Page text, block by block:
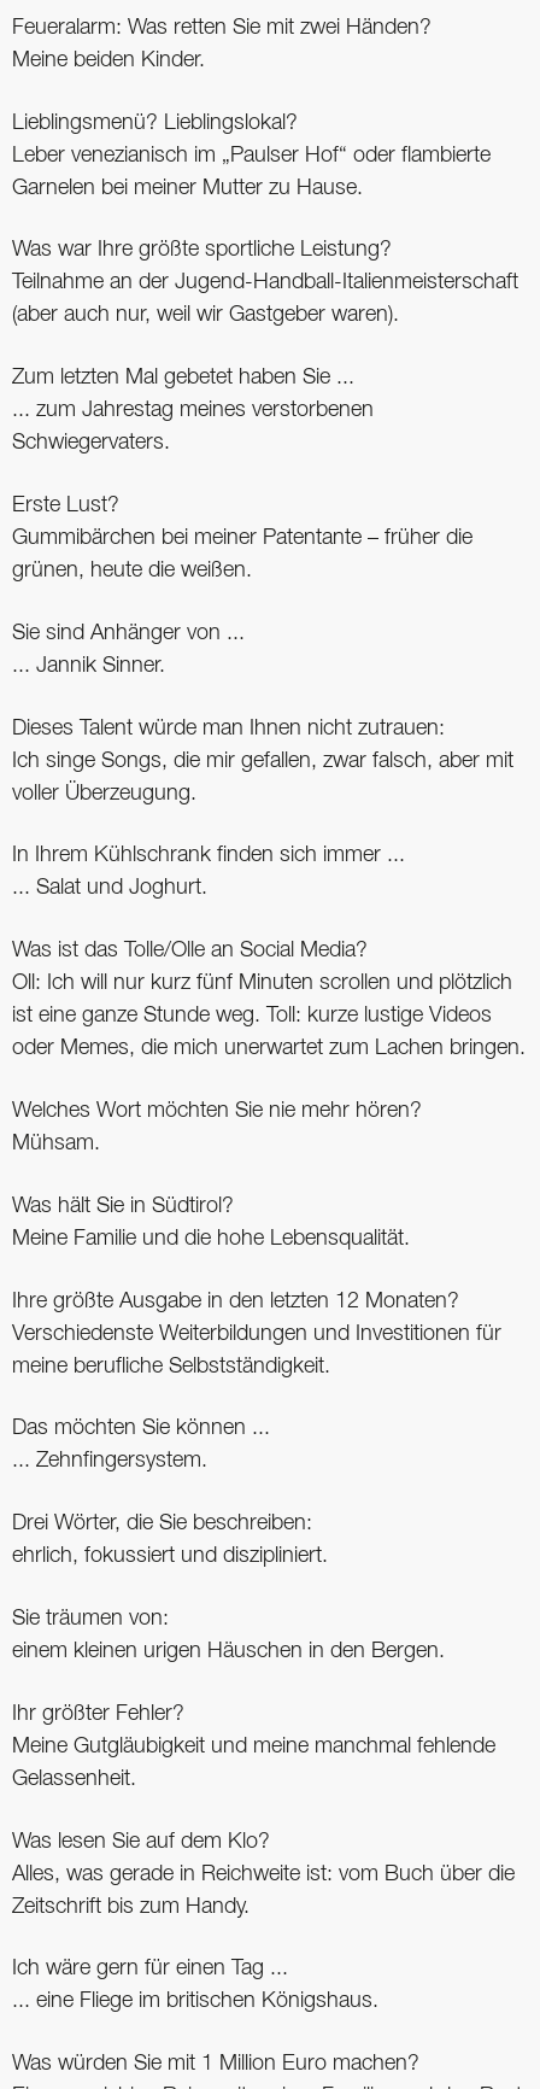
Feueralarm: Was retten Sie mit zwei Händen?
Meine beiden Kinder.
Lieblingsmenü? Lieblingslokal?
Leber venezianisch im „Paulser Hof“ oder flambierte
Garnelen bei meiner Mutter zu Hause.
Was war Ihre größte sportliche Leistung?
Teilnahme an der Jugend-Handball-Italienmeisterschaft
(aber auch nur, weil wir Gastgeber waren).
Zum letzten Mal gebetet haben Sie ...
... zum Jahrestag meines verstorbenen
Schwiegervaters.
Erste Lust?
Gummibärchen bei meiner Patentante – früher die
grünen, heute die weißen.
Sie sind Anhänger von ...
... Jannik Sinner.
Dieses Talent würde man Ihnen nicht zutrauen:
Ich singe Songs, die mir gefallen, zwar falsch, aber mit
voller Überzeugung.
In Ihrem Kühlschrank finden sich immer ...
... Salat und Joghurt.
Was ist das Tolle/Olle an Social Media?
Oll: Ich will nur kurz fünf Minuten scrollen und plötzlich
ist eine ganze Stunde weg. Toll: kurze lustige Videos
oder Memes, die mich unerwartet zum Lachen bringen.
Welches Wort möchten Sie nie mehr hören?
Mühsam.
Was hält Sie in Südtirol?
Meine Familie und die hohe Lebensqualität.
Ihre größte Ausgabe in den letzten 12 Monaten?
Verschiedenste Weiterbildungen und Investitionen für
meine berufliche Selbstständigkeit.
Das möchten Sie können ...
... Zehnfingersystem.
Drei Wörter, die Sie beschreiben:
ehrlich, fokussiert und diszipliniert.
Sie träumen von:
einem kleinen urigen Häuschen in den Bergen.
Ihr größter Fehler?
Meine Gutgläubigkeit und meine manchmal fehlende
Gelassenheit.
Was lesen Sie auf dem Klo?
Alles, was gerade in Reichweite ist: vom Buch über die
Zeitschrift bis zum Handy.
Ich wäre gern für einen Tag ...
... eine Fliege im britischen Königshaus.
Was würden Sie mit 1 Million Euro machen?